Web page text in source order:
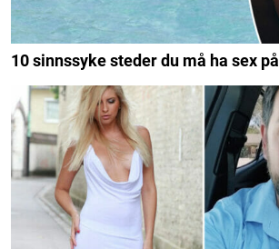
10 sinnssyke steder du må ha sex på